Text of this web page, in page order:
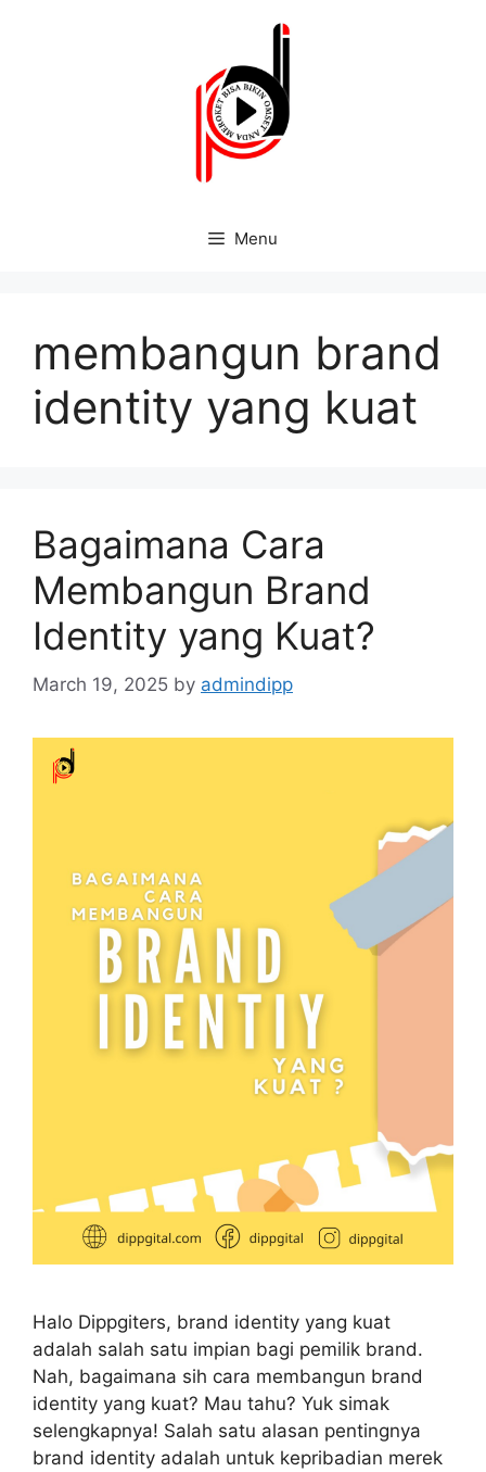
Menu
membangun brand
identity yang kuat
Bagaimana Cara
Membangun Brand
Identity yang Kuat?
March 19, 2025 by admindipp
Halo Dippgiters, brand identity yang kuat
adalah salah satu impian bagi pemilik brand.
Nah, bagaimana sih cara membangun brand
identity yang kuat? Mau tahu? Yuk simak
selengkapnya! Salah satu alasan pentingnya
brand identity adalah untuk kepribadian merek